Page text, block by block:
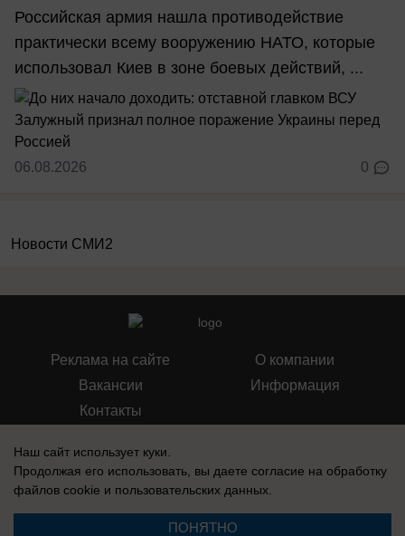
Российская армия нашла противодействие
практически всему вооружению НАТО, которые
использовал Киев в зоне боевых действий, ...
06.08.2026 0
Новости СМИ2
Реклама на сайте
Вакансии
Контакты
О компании
Информация
Федеральной службой по надзору в сфере связи, информационных
Наш сайт использует куки.
Продолжая его использовать, вы даете согласие на обработку
файлов cookie и пользовательских данных.
ПОНЯТНО